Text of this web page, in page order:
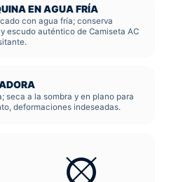
EN AGUA FRÍA
con agua fría; conserva
escudo auténtico de Camiseta AC
seca a la sombra y en plano para
deformaciones indeseadas.